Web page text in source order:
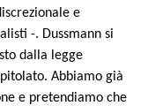
e
-. Dussmann si
dalla legge
Abbiamo già
e pretendiamo che